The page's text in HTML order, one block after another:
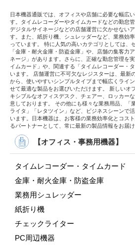
日本機器通販では、オフィスや店舗に必要な幅広
す。タイムレコーダーやタイムカードなどの勤怠
デジタルサイネージなどの店舗運営に欠かせない
す。また、紙折り機、シュレッダーなど、業務効
っています。 特に人気の高いカテゴリとしては、
「金庫・耐火金庫・防盗金庫」や、店舗の集客力
ネージ」があります。さらに、正確な勤怠管理を
イムカード」や、関連する「タイムレコーダー・
います。 店舗運営に不可欠なレジスターは、最新
から、使いやすいシンプルタイプまで幅広くライ
せて最適な製品をお選びいただけます。 新しいオ
キシブルなオフィスデスク、チェアー、ロッカー
意しております。 その他にも様々な業務用品、「
ライタ」「レタツイン」など、ビジネスシーンで
います。日本機器は、お客様の業務効率化とコス
るパートナーとして、常に最新の製品情報をお届け
【オフィス・事務用機器】
タイムレコーダー・タイムカード
金庫・耐火金庫・防盗金庫
業務用シュレッダー
紙折り機
チェックライター
PC周辺機器